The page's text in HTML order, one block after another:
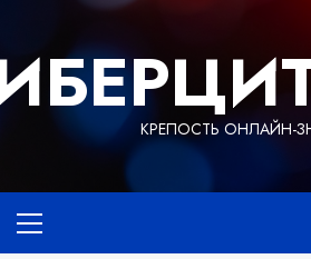
содержимому
КРЕПОСТЬ ОНЛАЙН-
меню